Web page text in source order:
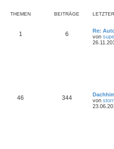
THEMEN BEITRÄGE
1 6
Re:
von
46 344
von